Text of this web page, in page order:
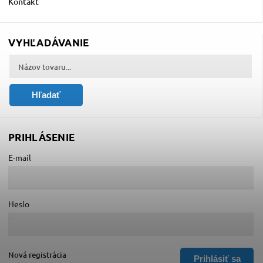
VYHĽADÁVANIE
Hľadať
PRIHLÁSENIE
E-mail
Heslo
Prihlásiť sa
Nová registrácia